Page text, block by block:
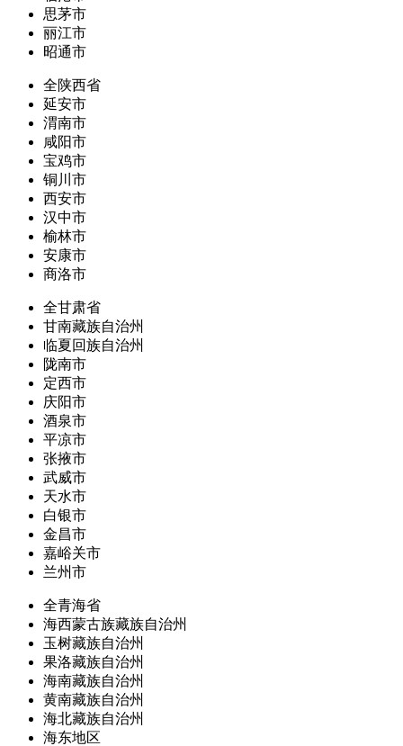
思茅市
丽江市
昭通市
全陕西省
延安市
渭南市
咸阳市
宝鸡市
铜川市
西安市
汉中市
榆林市
安康市
商洛市
全甘肃省
甘南藏族自治州
临夏回族自治州
陇南市
定西市
庆阳市
酒泉市
平凉市
张掖市
武威市
天水市
白银市
金昌市
嘉峪关市
兰州市
全青海省
海西蒙古族藏族自治州
玉树藏族自治州
果洛藏族自治州
海南藏族自治州
黄南藏族自治州
海北藏族自治州
海东地区